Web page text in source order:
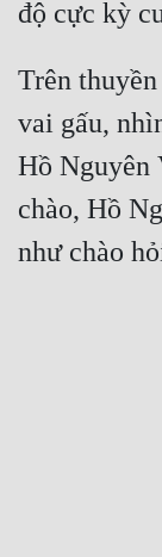
Trên
vai gấu,
Hồ Nguyên
chào, Hồ